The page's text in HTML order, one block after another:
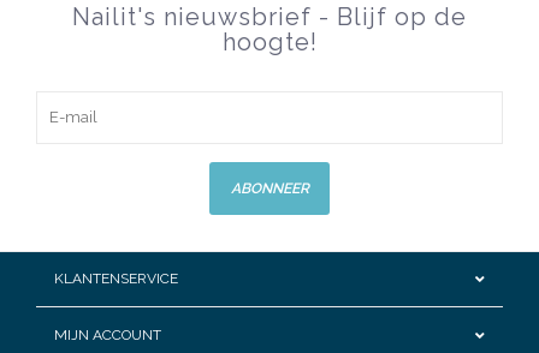
Nailit's nieuwsbrief - Blijf op de
hoogte!
ABONNEER
KLANTENSERVICE
MIJN ACCOUNT